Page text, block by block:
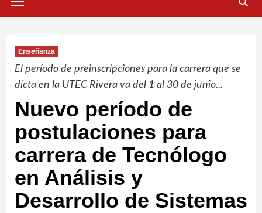
primario
Enseñanza
El período de preinscripciones para la carrera que se
dicta en la UTEC Rivera va del 1 al 30 de junio...
Nuevo período de
postulaciones para
carrera de Tecnólogo
en Análisis y
Desarrollo de Sistemas